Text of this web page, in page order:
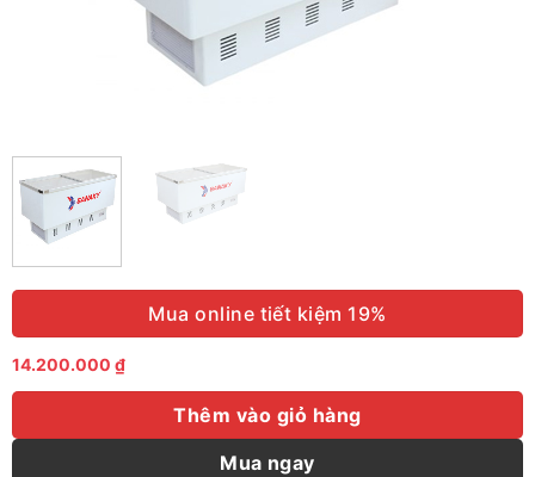
Mua online tiết kiệm 19%
14.200.000 ₫
Thêm vào giỏ hàng
Mua ngay